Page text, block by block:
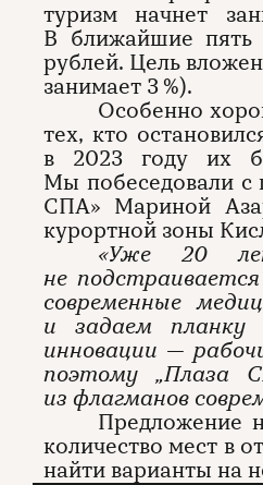
туризм начнет
В ближайшие пять
рублей. Цель
занимает 3 %).
Особенно
тех, кто
в 2023 году их
Мы побеседовали с
СПА» Мариной
курортной зоны
«Уже 20
не
современные
и задаем планку
инновации —
поэтому „Плаза
из флагманов
Предложение
количество мест в
найти варианты на